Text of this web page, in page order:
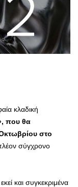
κλαδική
που θα
στο
σύγχρονο
και συγκεκριμένα